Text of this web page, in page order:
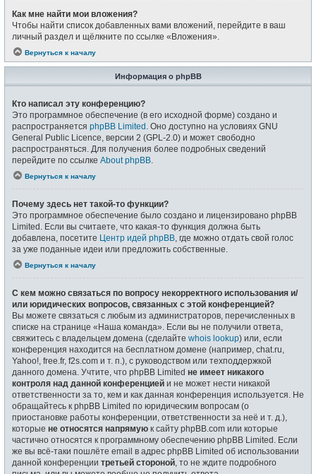
Как мне найти мои вложения?
Чтобы найти список добавленных вами вложений, перейдите в ваш
личный раздел и щёлкните по ссылке «Вложения».
Вернуться к началу
Информация о phpBB
Кто написал эту конференцию?
Это программное обеспечение (в его исходной форме) создано и
распространяется phpBB Limited . Оно доступно на условиях GNU
General Public Licence, версии 2 (GPL-2.0) и может свободно
распространяться. Для получения более подробных сведений
перейдите по ссылке About phpBB
Вернуться к началу
Почему здесь нет такой-то функции?
Это программное обеспечение было создано и лицензировано phpBB
Limited. Если вы считаете, что какая-то функция должна быть
добавлена, посетите Центр идей phpBB , где можно отдать свой голос
за уже поданные идеи или предложить собственные.
Вернуться к началу
С кем можно связаться по вопросу некорректного использования и/
или юридических вопросов, связанных с этой конференцией?
Вы можете связаться с любым из администраторов, перечисленных в
списке на странице «Наша команда». Если вы не получили ответа,
свяжитесь с владельцем домена (сделайте whois lookup) или, если
конференция находится на бесплатном домене (например, chat.ru,
Yahoo!, free.fr, f2s.com и т. п.), с руководством или техподдержкой
данного домена. Учтите, что phpBB Limited не имеет никакого
контроля над данной конференцией и не может нести никакой
ответственности за то, кем и как данная конференция используется. Не
обращайтесь к phpBB Limited по юридическим вопросам (о
приостановке работы конференции, ответственности за неё и т. д.),
которые не относятся напрямую к сайту phpBB.com или которые
частично относятся к программному обеспечению phpBB Limited. Если
же вы всё-таки пошлёте email в адрес phpBB Limited об использовании
данной конференции третьей стороной , то не ждите подробного